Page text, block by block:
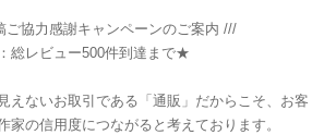
協力感謝キャンペーンのご案内 ///
総レビュー500件到達まで★
えないお取引である「通販」だからこそ、お客
家の信用度につながると考えております。